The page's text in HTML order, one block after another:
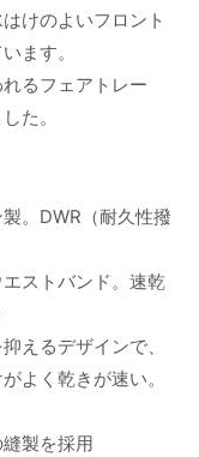
けのよいフロント
ます。
るフェアトレー
た。
。DWR（耐久性撥
ストバンド。速乾
えるデザインで、
よく乾きが速い。
製を採用